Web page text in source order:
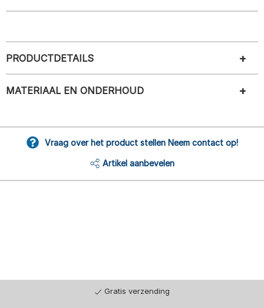
PRODUCTDETAILS
MATERIAAL EN ONDERHOUD
Vraag over het product stellen Neem contact op!
Artikel aanbevelen
Gratis verzending